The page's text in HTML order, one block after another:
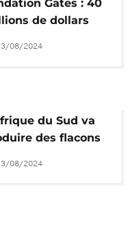
Gates : 40
de dollars
développer des
08/2024
du Sud va
des flacons
pour
08/2024